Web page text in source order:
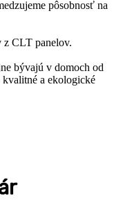
pôsob­nosť na
z CLT panelov.
bývajú v domoch od
kva­lit­né a eko­lo­gic­ké